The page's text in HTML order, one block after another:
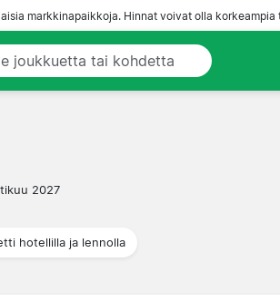
markkinapaikkoja. Hinnat voivat olla
2027
hotellilla ja lennolla